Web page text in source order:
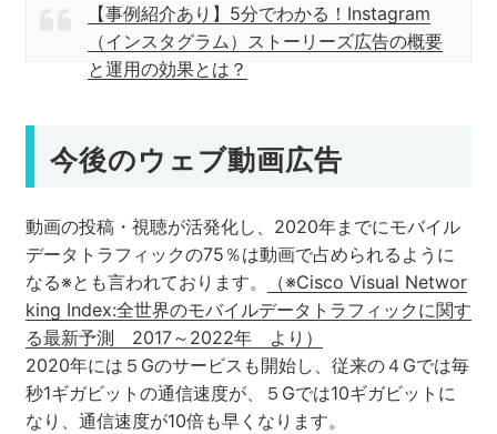
【事例紹介あり】5分でわかる！Instagram
（インスタグラム）ストーリーズ広告の概要
と運用の効果とは？
今後のウェブ動画広告
動画の投稿・視聴が活発化し、2020年までにモバイル
データトラフィックの75％は動画で占められるように
なる※とも言われております。
（※Cisco Visual Networ
king Index:全世界のモバイルデータトラフィックに関す
る最新予測 2017～2022年 より）
2020年には５Gのサービスも開始し、従来の４Gでは毎
秒1ギガビットの通信速度が、５Gでは10ギガビットに
なり、通信速度が10倍も早くなります。